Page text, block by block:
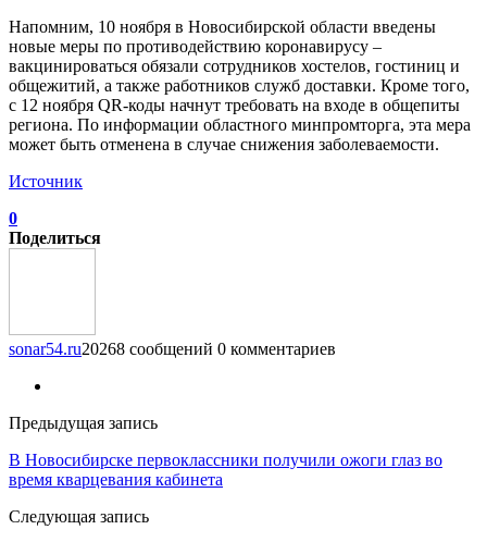
Напомним, 10 ноября в Новосибирской области введены
новые меры по противодействию коронавирусу –
вакцинироваться обязали сотрудников хостелов, гостиниц и
общежитий, а также работников служб доставки. Кроме того,
с 12 ноября QR-коды начнут требовать на входе в общепиты
региона. По информации областного минпромторга, эта мера
может быть отменена в случае снижения заболеваемости.
Источник
0
Поделиться
sonar54.ru20268 сообщений 0 комментариев
Предыдущая запись
В Новосибирске первоклассники получили ожоги глаз во
время кварцевания кабинета
Следующая запись